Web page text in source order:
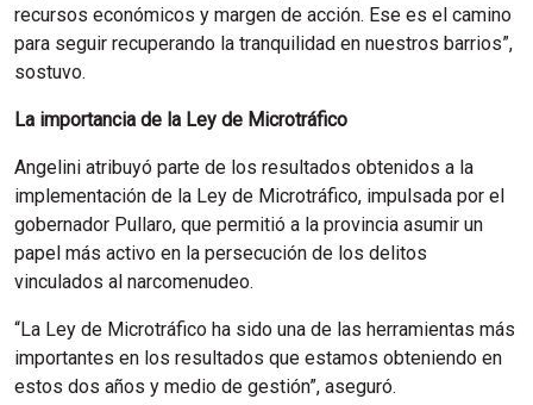
recursos económicos y margen de acción. Ese es el camino
para seguir recuperando la tranquilidad en nuestros barrios”,
sostuvo.
La importancia de la Ley de Microtráfico
Angelini atribuyó parte de los resultados obtenidos a la
implementación de la Ley de Microtráfico, impulsada por el
gobernador Pullaro, que permitió a la provincia asumir un
papel más activo en la persecución de los delitos
vinculados al narcomenudeo.
“La Ley de Microtráfico ha sido una de las herramientas más
importantes en los resultados que estamos obteniendo en
estos dos años y medio de gestión”, aseguró.